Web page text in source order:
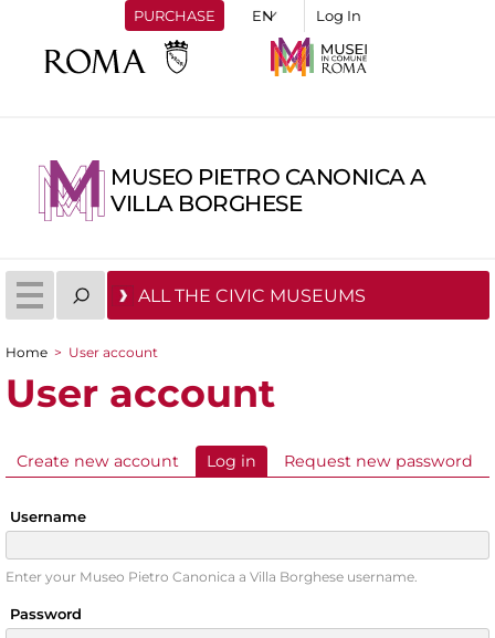
PURCHASE Log In
MUSEO PIETRO CANONICA A
VILLA BORGHESE
ALL THE CIVIC MUSEUMS
You are here
Home > User account
User account
Primary tabs
Create new account Log in (active tab)
Request new password
Username
Enter your Museo Pietro Canonica a Villa Borghese username.
Password